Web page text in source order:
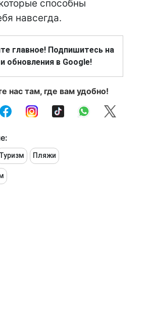
способны
навсегда.
главное! Подпишитесь на
обновления в Google!
нас там, где вам удобно!
Туризм Пляжи